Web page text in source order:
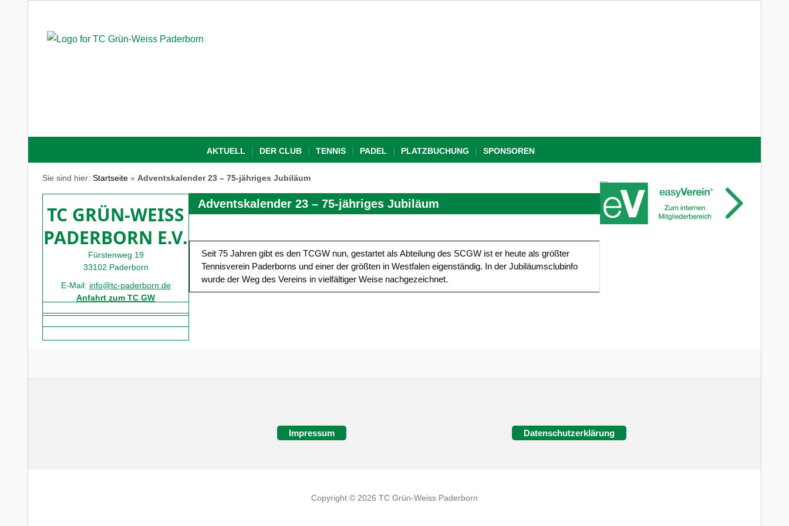
AKTUELL DER CLUB TENNIS PADEL PLATZBUCHUNG SPONSOREN
Sie sind hier: Startseite » Adventskalender 23 – 75-jähriges Jubiläum
TC GRÜN-WEISS
PADERBORN E.V.
Fürstenweg 19
33102 Paderborn
E-Mail: info@tc-paderborn.de
Anfahrt zum TC GW
Adventskalender 23 – 75-jähriges Jubiläum
Seit 75 Jahren gibt es den TCGW nun, gestartet als Abteilung des SCGW ist er heute als größter
Tennisverein Paderborns und einer der größten in Westfalen eigenständig. In der Jubiläumsclubinfo
wurde der Weg des Vereins in vielfältiger Weise nachgezeichnet.
Impressum Datenschutzerklärung
Copyright © 2026 TC Grün-Weiss Paderborn